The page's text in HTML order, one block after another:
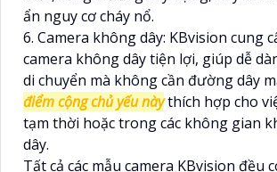
ẩn nguy cơ cháy nổ.
6. Camera không dây: KBvision cung
camera không dây tiện lợi, giúp dễ
di chuyển mà không cần đường dây
điểm cộng chủ yếu nàythích hợp cho
tạm thời hoặc trong các không gian
dây.
Tất cả các mẫu camera KBvision đều